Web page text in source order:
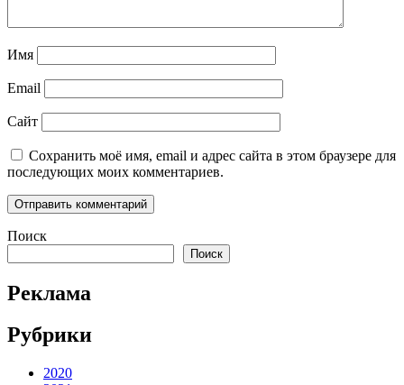
Имя
Email
Сайт
Сохранить моё имя, email и адрес сайта в этом браузере для
последующих моих комментариев.
Поиск
Поиск
Реклама
Рубрики
2020